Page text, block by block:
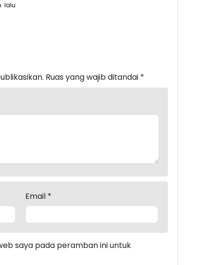
lalu
Ruas yang wajib ditandai *
Email *
saya pada peramban ini untuk